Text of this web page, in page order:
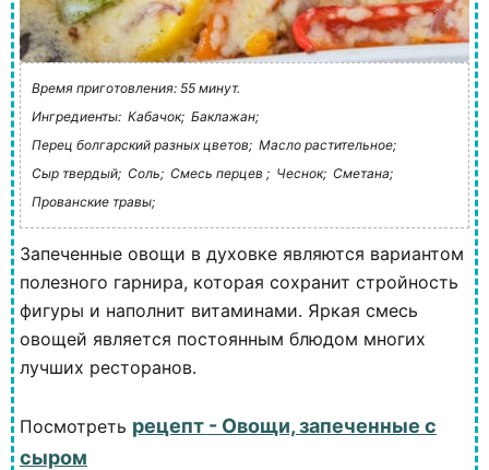
Время приготовления: 55 минут.
Ингредиенты: Кабачок; Баклажан;
Перец болгарский разных цветов; Масло растительное;
Сыр твердый; Соль; Смесь перцев ; Чеснок; Сметана;
Прованские травы;
Запеченные овощи в духовке являются вариантом
полезного гарнира, которая сохранит стройность
фигуры и наполнит витаминами. Яркая смесь
овощей является постоянным блюдом многих
лучших ресторанов.
Посмотреть рецепт - Овощи, запеченные с
сыром